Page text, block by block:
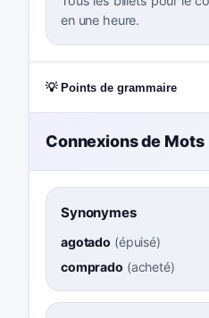
en une heure.
💡 Points de grammaire
Connexions de Mots
Synonymes
agotado (épuisé)
comprado (acheté)